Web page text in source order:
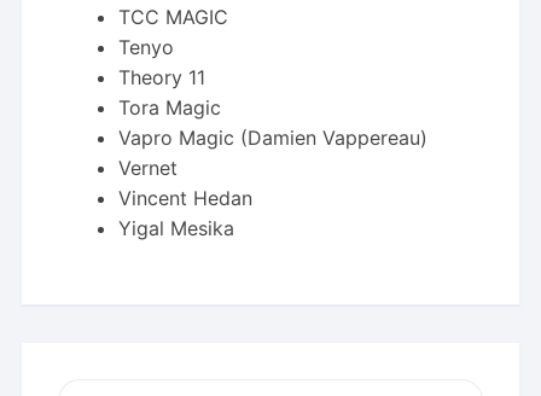
TCC MAGIC
Tenyo
Theory 11
Tora Magic
Vapro Magic (Damien Vappereau)
Vernet
Vincent Hedan
Yigal Mesika